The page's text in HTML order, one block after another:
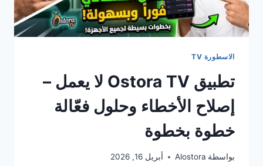
الاسطورة TV
تطبيق Ostora TV لا يعمل –
إصلاح الأخطاء وحلول فعّالة
خطوة بخطوة
بواسطة Alostora أبريل 16, 2026